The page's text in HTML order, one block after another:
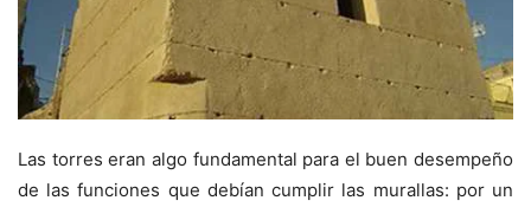
Las torres eran algo fundamental para el buen desempeño
de las funciones que debían cumplir las murallas: por un